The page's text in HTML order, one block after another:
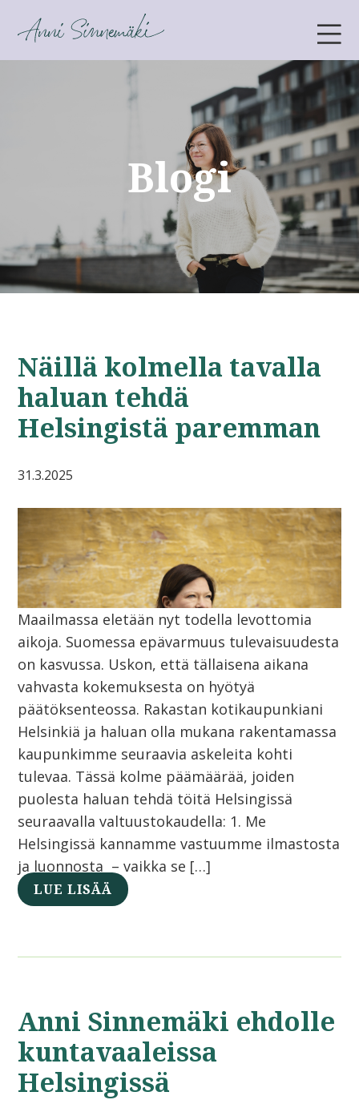
ANNI SINNEMÄKI
Blogi
Näillä kolmella tavalla
haluan tehdä
Helsingistä paremman
31.3.2025
Maailmassa eletään nyt todella levottomia
aikoja. Suomessa epävarmuus tulevaisuudesta
on kasvussa. Uskon, että tällaisena aikana
vahvasta kokemuksesta on hyötyä
päätöksenteossa. Rakastan kotikaupunkiani
Helsinkiä ja haluan olla mukana rakentamassa
kaupunkimme seuraavia askeleita kohti
tulevaa. Tässä kolme päämäärää, joiden
puolesta haluan tehdä töitä Helsingissä
seuraavalla valtuustokaudella: 1. Me
Helsingissä kannamme vastuumme ilmastosta
ja luonnosta – vaikka se […]
LUE LISÄÄ
Anni Sinnemäki ehdolle
kuntavaaleissa
Helsingissä